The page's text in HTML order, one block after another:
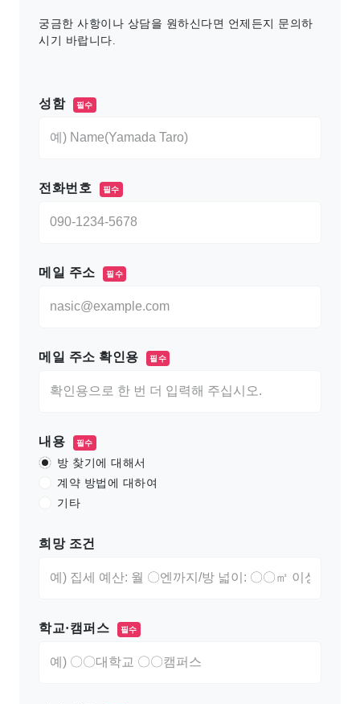
궁금한 사항이나 상담을 원하신다면 언제든지 문의하
시기 바랍니다.
성함 필수
전화번호 필수
메일 주소 필수
메일 주소 확인용 필수
내용 필수
방 찾기에 대해서
계약 방법에 대하여
기타
희망 조건
학교·캠퍼스 필수